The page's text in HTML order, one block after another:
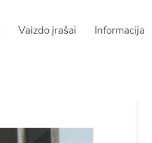
Vaizdo įrašai Informacija